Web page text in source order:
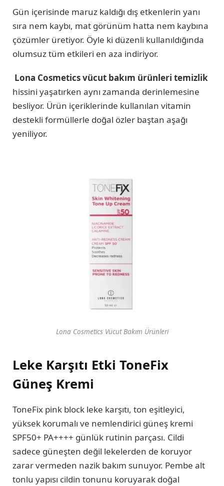
Gün içerisinde maruz kaldığı dış etkenlerin yanı
sıra nem kaybı, mat görünüm hatta nem kaybına
çözümler üretiyor. Öyle ki düzenli kullanıldığında
olumsuz tüm etkileri en aza indiriyor.
Lona Cosmetics vücut bakım ürünleri temizlik
hissini yaşatırken aynı zamanda derinlemesine
besliyor. Ürün içeriklerinde kullanılan vitamin
destekli formüllerle doğal özler baştan aşağı
yeniliyor.
Lona Cosmetics Vücut Bakım Ürünleri
Leke Karşıtı Etki ToneFix
Güneş Kremi
ToneFix pink block leke karşıtı, ton eşitleyici,
yüksek korumalı ve nemlendirici güneş kremi
SPF50+ PA++++ günlük rutinin parçası. Cildi
sadece güneşten değil lekelerden de koruyor
zarar vermeden nazik bakım sunuyor. Pembe alt
tonlu yapısı cildin tonunu koruyarak doğal